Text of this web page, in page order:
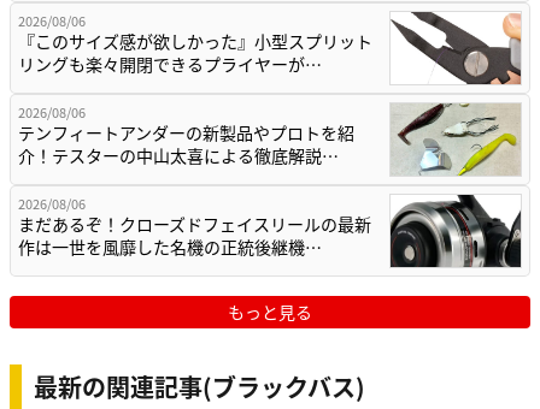
2026/08/06
『このサイズ感が欲しかった』小型スプリット
リングも楽々開閉できるプライヤーが…
2026/08/06
テンフィートアンダーの新製品やプロトを紹
介！テスターの中山太喜による徹底解説…
2026/08/06
まだあるぞ！クローズドフェイスリールの最新
作は一世を風靡した名機の正統後継機…
もっと見る
最新の関連記事(ブラックバス)